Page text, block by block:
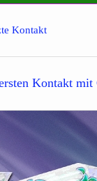
Kontakt
Kontakt